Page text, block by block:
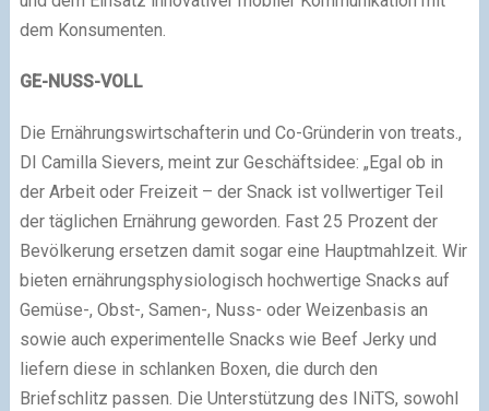
dem Konsumenten.
GE-NUSS-VOLL
Die Ernährungswirtschafterin und Co-Gründerin von treats.,
DI Camilla Sievers, meint zur Geschäftsidee: „Egal ob in
der Arbeit oder Freizeit – der Snack ist vollwertiger Teil
der täglichen Ernährung geworden. Fast 25 Prozent der
Bevölkerung ersetzen damit sogar eine Hauptmahlzeit. Wir
bieten ernährungsphysiologisch hochwertige Snacks auf
Gemüse-, Obst-, Samen-, Nuss- oder Weizenbasis an
sowie auch experimentelle Snacks wie Beef Jerky und
liefern diese in schlanken Boxen, die durch den
Briefschlitz passen. Die Unterstützung des INiTS, sowohl